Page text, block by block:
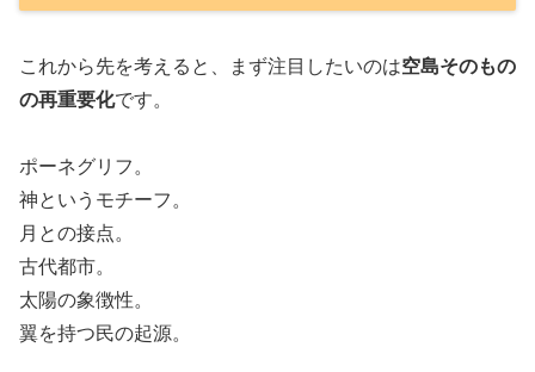
これから先を考えると、まず注目したいのは空島そのもの
の再重要化です。
ポーネグリフ。
神というモチーフ。
月との接点。
古代都市。
太陽の象徴性。
翼を持つ民の起源。